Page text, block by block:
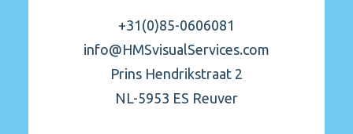
+31(0)85-0606081
info@HMSvisualServices.com
Prins Hendrikstraat 2
NL-5953 ES Reuver